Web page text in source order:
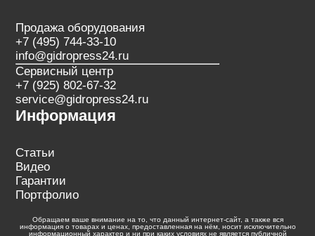
Продажа оборудования
+7 (495) 744-33-10
info@gidropress24.ru
Сервисный центр
+7 (925) 802-67-32
service@gidropress24.ru
Информация
Статьи
Видео
Гарантии
Портфолио
Обращаем ваше внимание на то, что данный интернет-сайт, а также вся
информация о товарах и ценах, предоставленная на нём, носит исключительно
информационный характер и ни при каких условиях не является публичной